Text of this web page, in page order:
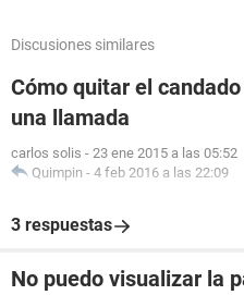
Discusiones similares
Cómo quitar el
una llamada
carlos solis - 23 ene 2015 a las 05:52
Quimpin - 4 feb 2016 a las 22:09
3 respuestas
No puedo visualizar la